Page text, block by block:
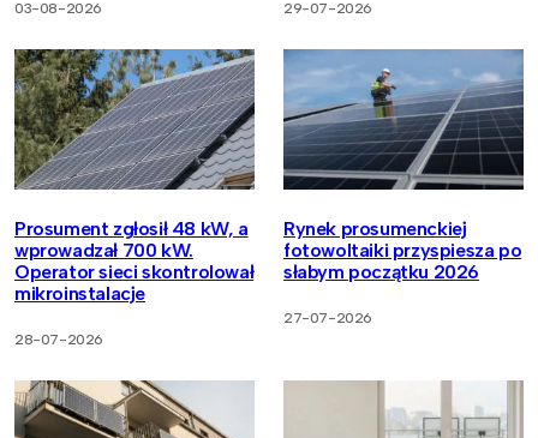
03-08-2026 29-07-2026
Prosument zgłosił 48 kW, a
wprowadzał 700 kW.
Operator sieci skontrolował
mikroinstalacje
28-07-2026
Rynek prosumenckiej
fotowoltaiki przyspiesza po
słabym początku 2026
27-07-2026